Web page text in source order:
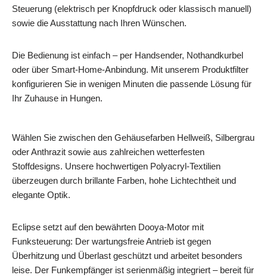
Steuerung (elektrisch per Knopfdruck oder klassisch manuell)
sowie die Ausstattung nach Ihren Wünschen.
Die Bedienung ist einfach – per Handsender, Nothandkurbel
oder über Smart‑Home-Anbindung. Mit unserem Produktfilter
konfigurieren Sie in wenigen Minuten die passende Lösung für
Ihr Zuhause in Hungen.
Wählen Sie zwischen den Gehäusefarben Hellweiß, Silbergrau
oder Anthrazit sowie aus zahlreichen wetterfesten
Stoffdesigns. Unsere hochwertigen Polyacryl-Textilien
überzeugen durch brillante Farben, hohe Lichtechtheit und
elegante Optik.
Eclipse setzt auf den bewährten Dooya‑Motor mit
Funksteuerung: Der wartungsfreie Antrieb ist gegen
Überhitzung und Überlast geschützt und arbeitet besonders
leise. Der Funkempfänger ist serienmäßig integriert – bereit für